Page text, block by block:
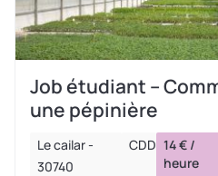
Job étudiant –
une pépinière
Le cailar -
30740
CDD 14 € /
heure